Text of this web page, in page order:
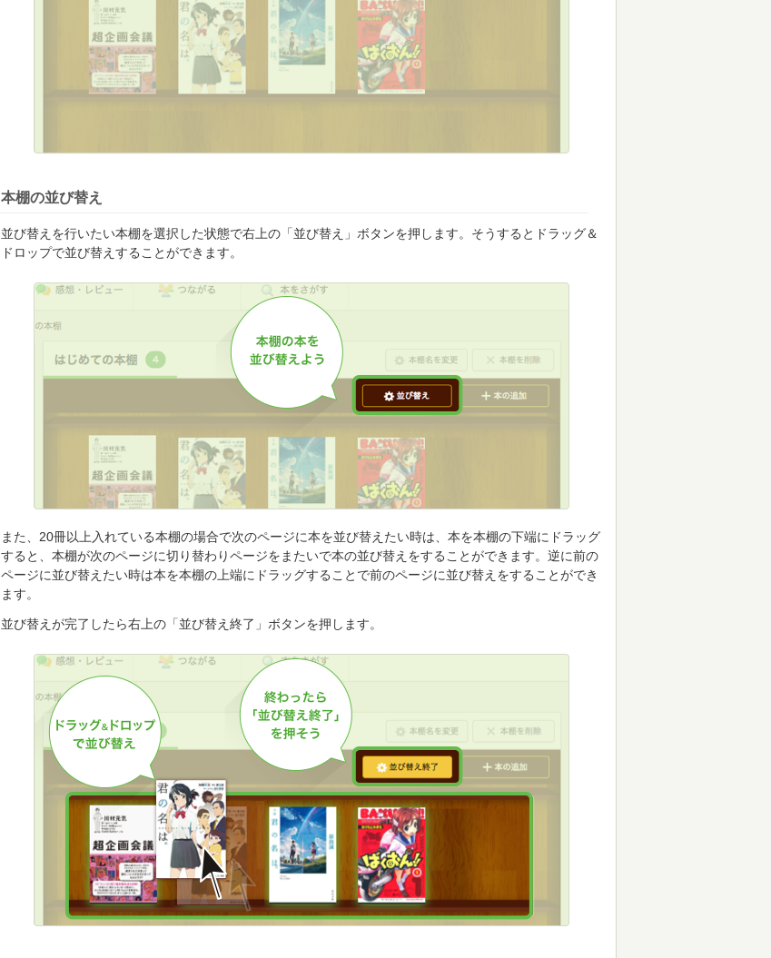
本棚の並び替え
並び替えを行いたい本棚を選択した状態で右上の「並び替え」ボタンを押します。そうするとドラッグ＆
ドロップで並び替えすることができます。
また、20冊以上入れている本棚の場合で次のページに本を並び替えたい時は、本を本棚の下端にドラッグ
すると、本棚が次のページに切り替わりページをまたいで本の並び替えをすることができます。逆に前の
ページに並び替えたい時は本を本棚の上端にドラッグすることで前のページに並び替えをすることができ
ます。
並び替えが完了したら右上の「並び替え終了」ボタンを押します。